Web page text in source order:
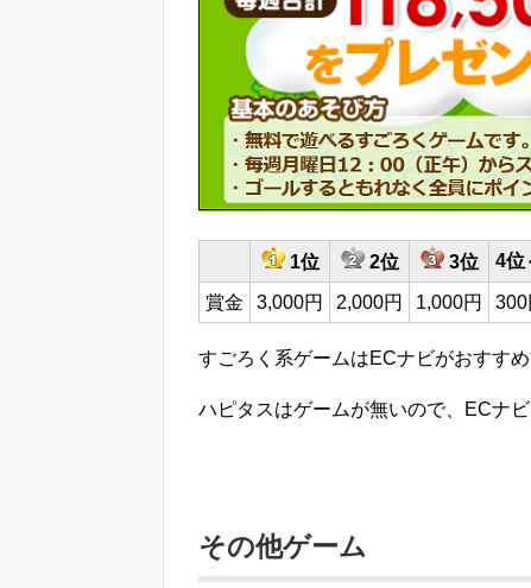
1位 2位 3位 4位
賞金 3,000円 2,000円 1,000円 300
すごろく系ゲームはECナビがおすすめ
ハピタスはゲームが無いので、ECナビ
その他ゲーム